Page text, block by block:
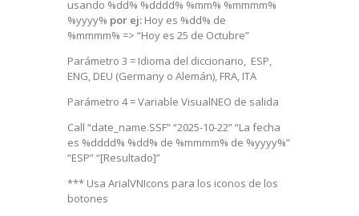
usando %dd% %dddd% %mm% %mmmm%
%yyyy% por ej: Hoy es %dd% de
%mmmm% => “Hoy es 25 de Octubre”
Parámetro 3 = Idioma del diccionario, ESP,
ENG, DEU (Germany o Alemán), FRA, ITA
Parámetro 4 = Variable VisualNEO de salida
Call “date_name.SSF” “2025-10-22” “La fecha
es %dddd% %dd% de %mmmm% de %yyyy%”
“ESP” “[Resultado]”
*** Usa ArialVNIcons para los iconos de los
botones